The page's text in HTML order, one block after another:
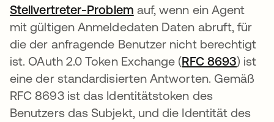
Stellvertreter-Problem auf, wenn ein Agent
mit gültigen Anmeldedaten Daten abruft, für
die der anfragende Benutzer nicht berechtigt
ist. OAuth 2.0 Token Exchange (RFC 8693wird
) ist
eine der standardisierten Antworten. Gemäß
RFC 8693 ist das Identitätstoken des
Benutzers das Subjekt, und die Identität des